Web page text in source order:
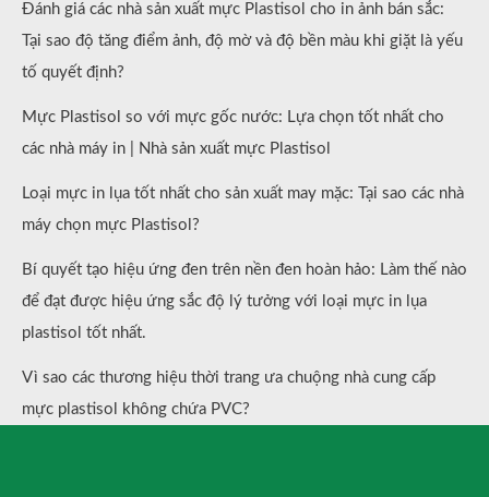
Đánh giá các nhà sản xuất mực Plastisol cho in ảnh bán sắc:
Tại sao độ tăng điểm ảnh, độ mờ và độ bền màu khi giặt là yếu
tố quyết định?
Mực Plastisol so với mực gốc nước: Lựa chọn tốt nhất cho
các nhà máy in | Nhà sản xuất mực Plastisol
Loại mực in lụa tốt nhất cho sản xuất may mặc: Tại sao các nhà
máy chọn mực Plastisol?
Bí quyết tạo hiệu ứng đen trên nền đen hoàn hảo: Làm thế nào
để đạt được hiệu ứng sắc độ lý tưởng với loại mực in lụa
plastisol tốt nhất.
Vì sao các thương hiệu thời trang ưa chuộng nhà cung cấp
mực plastisol không chứa PVC?